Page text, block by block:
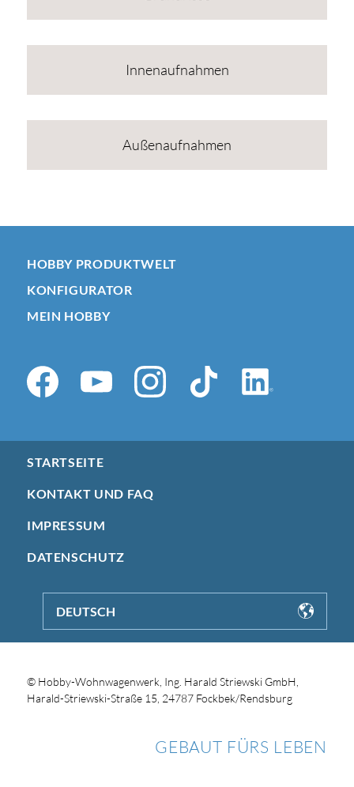
Innenaufnahmen
Außenaufnahmen
HOBBY PRODUKTWELT
KONFIGURATOR
MEIN HOBBY
STARTSEITE
KONTAKT UND FAQ
IMPRESSUM
DATENSCHUTZ
DEUTSCH
© Hobby-Wohnwagenwerk, Ing. Harald Striewski GmbH,
Harald-Striewski-Straße 15, 24787 Fockbek/Rendsburg
GEBAUT FÜRS LEBEN